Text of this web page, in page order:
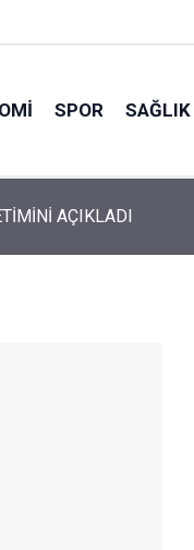
SPOR SAĞLIK
AÇIKLADI